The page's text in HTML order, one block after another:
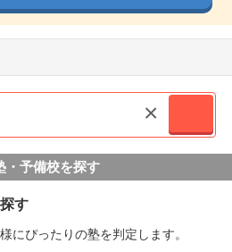
×
・予備校を探す
す
にぴったりの塾を判定します。